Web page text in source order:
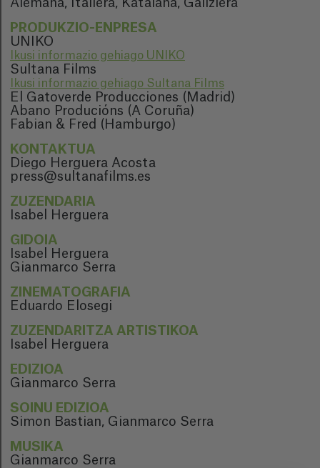
Alemana, Italiera, Katalana, Galiziera
PRODUKZIO-ENPRESA
UNIKO
Ikusi informazio gehiago UNIKO
Sultana Films
Ikusi informazio gehiago Sultana Films
El Gatoverde Producciones (Madrid)
Abano Producións (A Coruña)
Fabian & Fred (Hamburgo)
KONTAKTUA
Diego Herguera Acosta
press@sultanafilms.es
ZUZENDARIA
Isabel Herguera
GIDOIA
Isabel Herguera
Gianmarco Serra
ZINEMATOGRAFIA
Eduardo Elosegi
ZUZENDARITZA ARTISTIKOA
Isabel Herguera
EDIZIOA
Gianmarco Serra
SOINU EDIZIOA
Simon Bastian, Gianmarco Serra
MUSIKA
Gianmarco Serra